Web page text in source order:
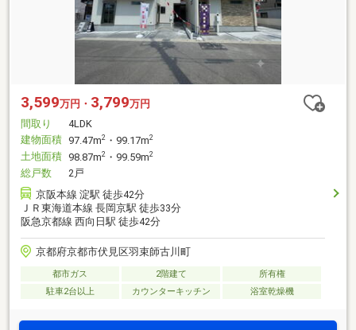
3,599万円・ 3,799万円
間取り
4LDK
建物面積 97.47m2 ・99.17m2
土地面積 98.87m2 ・99.59m2
総戸数
2戸
京阪本線 淀駅 徒歩42分
ＪＲ東海道本線 長岡京駅 徒歩33分
阪急京都線 西向日駅 徒歩42分
京都府京都市伏見区羽束師古川町
都市ガス 2階建て
所有権
駐車2台以上
カウンターキッチン 浴室乾燥機